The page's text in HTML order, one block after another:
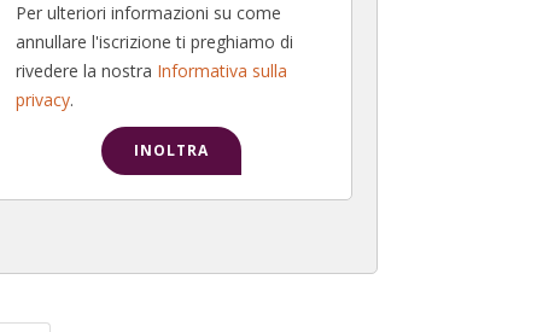
Per ulteriori informazioni su come
annullare l'iscrizione ti preghiamo di
rivedere la nostra Informativa sulla
privacy.